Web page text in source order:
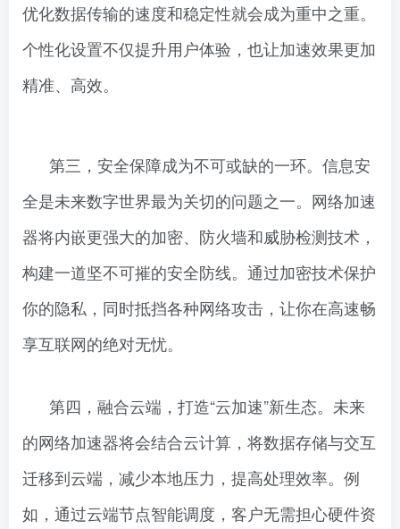
优化数据传输的速度和稳定性就会成为重中之重。
个性化设置不仅提升用户体验，也让加速效果更加
精准、高效。
第三，安全保障成为不可或缺的一环。信息安
全是未来数字世界最为关切的问题之一。网络加速
器将内嵌更强大的加密、防火墙和威胁检测技术，
构建一道坚不可摧的安全防线。通过加密技术保护
你的隐私，同时抵挡各种网络攻击，让你在高速畅
享互联网的绝对无忧。
第四，融合云端，打造“云加速”新生态。未来
的网络加速器将会结合云计算，将数据存储与交互
迁移到云端，减少本地压力，提高处理效率。例
如，通过云端节点智能调度，客户无需担心硬件资